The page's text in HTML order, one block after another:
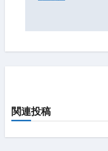
ー
シ
関連投稿